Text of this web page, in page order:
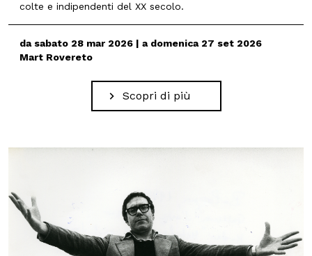
colte e indipendenti del XX secolo.
da sabato 28 mar 2026 | a domenica 27 set 2026
Mart Rovereto
Scopri di più